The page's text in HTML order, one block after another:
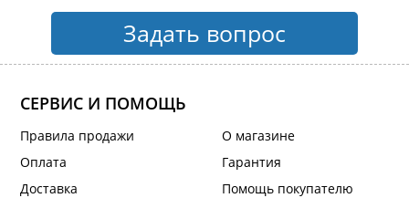
Задать вопрос
СЕРВИС И ПОМОЩЬ
Правила продажи
Оплата
Доставка
О магазине
Гарантия
Помощь покупателю